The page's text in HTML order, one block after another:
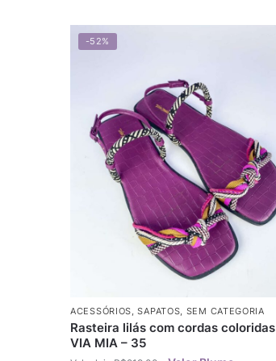
-52%
ACESSÓRIOS ,SAPATOS SEM CATEGORIA
Rasteira lilás com cordas coloridas
VIA MIA – 35